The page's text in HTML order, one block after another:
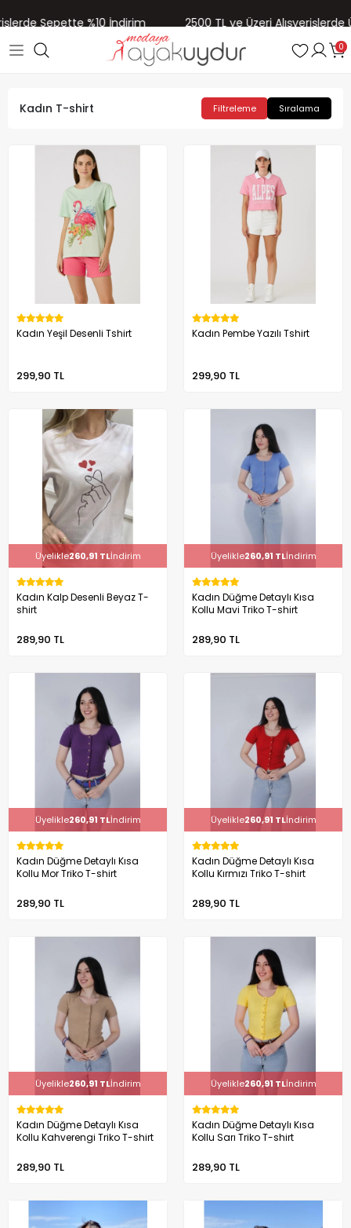
Sepette %10 İndirim 2500 TL ve Üzeri Alışverişlerde
0
Kadın T-shirt Filtreleme Sıralama
Kadın Yeşil Desenli Tshirt
299,90 TL
Kadın Pembe Yazılı Tshirt
299,90 TL
Üyelikle260,91 TLİndirim
Kadın Kalp Desenli Beyaz T-
shirt
289,90 TL
Üyelikle260,91 TLİndirim
Kadın Düğme Detaylı Kısa
Kollu Mavi Triko T-shirt
289,90 TL
Üyelikle260,91 TLİndirim
Kadın Düğme Detaylı Kısa
Kollu Mor Triko T-shirt
289,90 TL
Üyelikle260,91 TLİndirim
Kadın Düğme Detaylı Kısa
Kollu Kırmızı Triko T-shirt
289,90 TL
Üyelikle260,91 TLİndirim
Kadın Düğme Detaylı Kısa
Kollu Kahverengi Triko T-shirt
289,90 TL
Üyelikle260,91 TLİndirim
Kadın Düğme Detaylı Kısa
Kollu Sarı Triko T-shirt
289,90 TL